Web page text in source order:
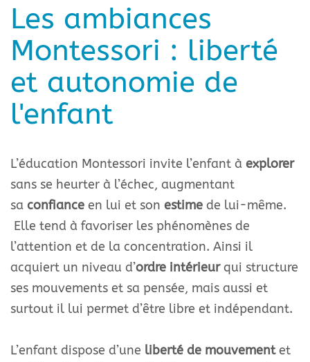
Les ambiances
Montessori : liberté
et autonomie de
l'enfant
L’éducation Montessori invite l’enfant à explorer
sans se heurter à l’échec, augmentant
sa confiance en lui et son estime de lui-même.
Elle tend à favoriser les phénomènes de
l’attention et de la concentration. Ainsi il
acquiert un niveau d’ordre intérieurqui structure
ses mouvements et sa pensée, mais aussi et
surtout il lui permet d’être libre et indépendant.
L’enfant dispose d’une liberté de mouvementet